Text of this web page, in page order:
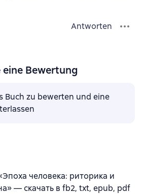
Antworten
eine Bewertung
Buch zu bewerten und eine
человека: риторика и
— скачать в fb2, txt, epub, pdf